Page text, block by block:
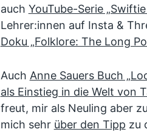
auch YouTube-Serie „Swiftie
Lehrer:innen auf Insta &
Doku „Folklore: The Long
Auch Anne Sauers Buch
als Einstieg in die Welt von
freut, mir als Neuling aber
mich sehr über den Tipp zu